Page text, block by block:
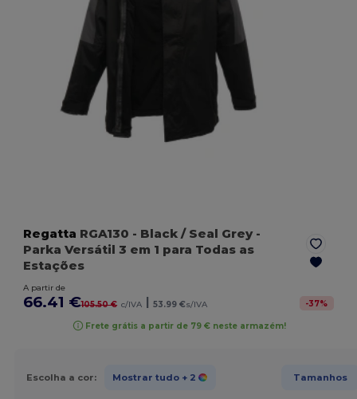
Regatta RGA130 - Black / Seal Grey-
Parka Versátil 3 em 1 para Todas as
Estações
A partir de
66.41 €105.50 € c/IVA | 53.99 €s/IVA -37%
Frete grátis a partir de 79 € neste armazém!
Escolha a cor: Mostrar tudo + 2 Tamanhos